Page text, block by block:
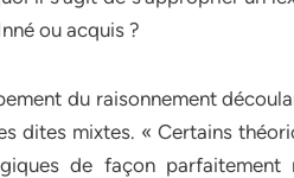
ou acquis ?
du raisonnement
dites mixtes. « Certains
de façon